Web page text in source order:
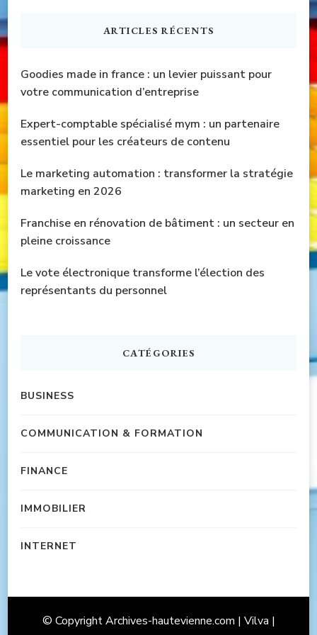
ARTICLES RÉCENTS
Goodies made in france : un levier puissant pour
votre communication d’entreprise
Expert-comptable spécialisé mym : un partenaire
essentiel pour les créateurs de contenu
Le marketing automation : transformer la stratégie
marketing en 2026
Franchise en rénovation de bâtiment : un secteur en
pleine croissance
Le vote électronique transforme l’élection des
représentants du personnel
CATÉGORIES
BUSINESS
COMMUNICATION & FORMATION
FINANCE
IMMOBILIER
INTERNET
© Copyright Archives-hautevienne.com | Vilva |